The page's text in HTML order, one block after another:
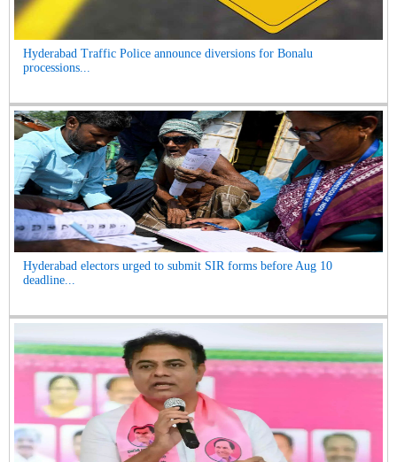
Hyderabad Traffic Police announce diversions for Bonalu
processions...
Hyderabad electors urged to submit SIR forms before Aug 10
deadline...